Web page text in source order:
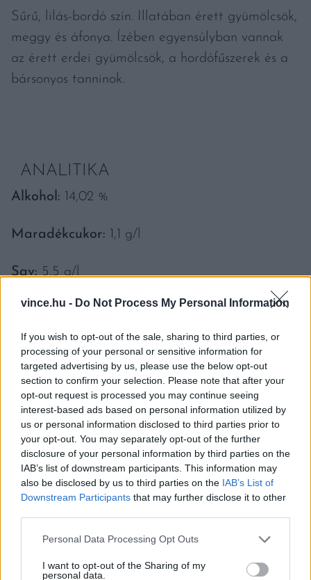
vince.hu - Do Not Process My Personal Information
If you wish to opt-out of the sale, sharing to third parties, or
processing of your personal or sensitive information for
targeted advertising by us, please use the below opt-out
section to confirm your selection. Please note that after your
opt-out request is processed you may continue seeing
interest-based ads based on personal information utilized by
us or personal information disclosed to third parties prior to
your opt-out. You may separately opt-out of the further
disclosure of your personal information by third parties on the
IAB’s list of downstream participants. This information may
also be disclosed by us to third parties on the IAB’s List of
Downstream Participants that may further disclose it to other
Please note that this website/app uses one or more Google
not limited to your visit or usage behaviour. You may click to
Personal Data Processing Opt Outs
I want to opt-out of the Sharing of my
personal data.
Sűrű, lilás-bordó szín. Illatában érett gyümölcsök,
meggy és áfonya. Ízében egyensúlyban vannak
az érett erdei gyümölcsök, a hordófűszerek és a
bársonyos tanninok.
ANALITIKA
Alkohol: 14,02 %
Maradékcukor: 1,1 g/l
Sav: 5,5 g/l
CÍMKE
Eszterbauer János a 2020-as évjáratnál sem
változtatott a dizájnon, a korábbi évekhez
hasonlóan ugyanaz a fotó díszíti a palackot.
Ahogy a honlapon fogalmaz:“Dédnagypapám
szerepel a címkén, aki a szekszárdi paraszt-
polgári világ egyik meghatározó alakja volt.
Édesapja (ükapám) Szekszárd város bírája
(1867), Ő maga az 1910-es években a város
kommunista diktatúra túsza, az 1929-ben alakult